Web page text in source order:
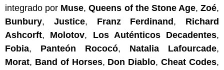
integrado por Muse,Queens of the Stone Age, Zoé,
Bunbury, Justice, Franz Ferdinand , Richard
Ashcorft, Molotov, Los Auténticos Decadentes,
Fobia, Panteón Rococó, Natalia Lafourcade,
Morat, Band of Horses, Don Diablo,Cheat Codes,